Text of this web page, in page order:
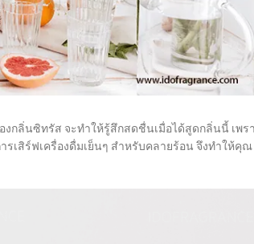
กลิ่นซิทรัส จะทำให้รู้สึกสดชื่นเมื่อได้สูดกลิ่นนี้ เพร
เสิร์ฟเครื่องดื่มเย็นๆ สำหรับคลายร้อน จึงทำให้คุณ